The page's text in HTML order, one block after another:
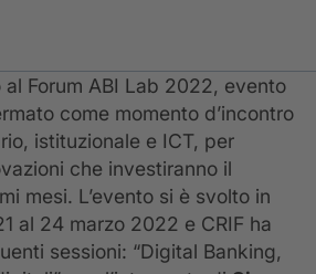
Forum ABI Lab 2022, evento
come momento d’incontro
istituzionale e ICT, per
che investiranno il
mesi. L’evento si è svolto in
al 24 marzo 2022 e CRIF ha
sessioni: “Digital Banking,